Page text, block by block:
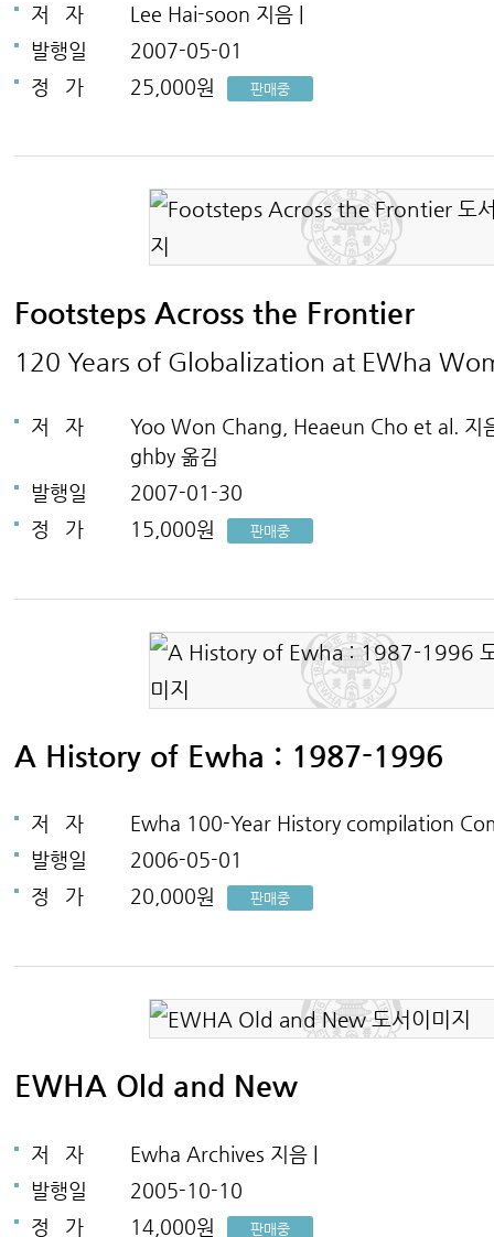
저 자
Lee Hai-soon 지음 |
발행일
2007-05-01
정
가 25,000원 판매중
Footsteps Across the Frontier
120 Years of Globalization at EWha
저 자
Yoo Won Chang, Heaeun Cho et al. 지
ghby 옮김
발행일
2007-01-30
정
가 15,000원 판매중
A History of Ewha : 1987-1996
저 자
Ewha 100-Year History compilation
발행일
2006-05-01
정
가 20,000원 판매중
EWHA Old and New
저 자
Ewha Archives 지음 |
발행일
2005-10-10
정
가 14,000원 판매중